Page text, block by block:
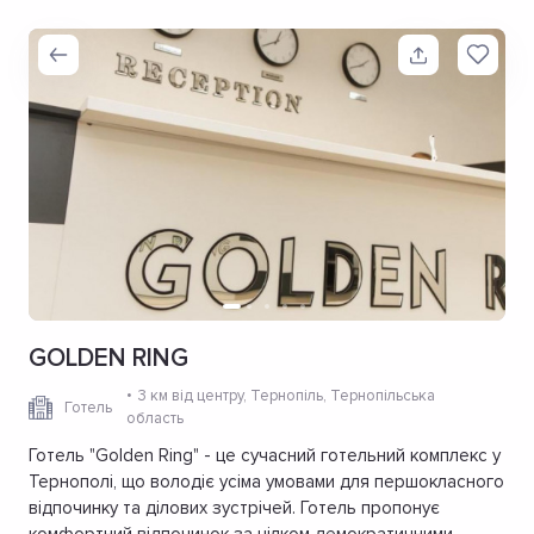
GOLDEN RING
Готель
3 км від центру, Тернопіль, Тернопільська
область
Готель "Golden Ring" - це сучасний готельний комплекс у
Тернополі, що володіє усіма умовами для першокласного
відпочинку та ділових зустрічей. Готель пропонує